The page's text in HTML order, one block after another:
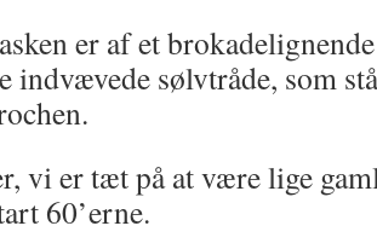
er af et
indvævede sølvtråde, som
vi er tæt på at være lige
60’erne.